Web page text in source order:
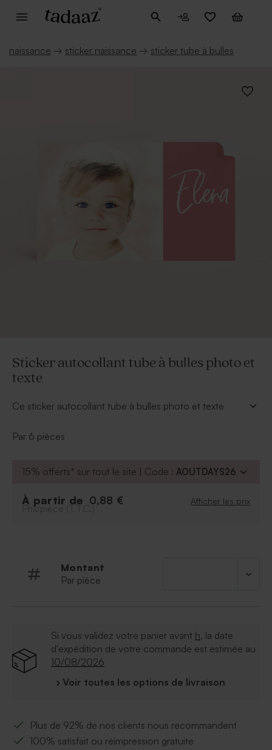
naissance → sticker naissance → sticker tube à bulles
Sticker autocollant tube à bulles photo et
texte
Ce sticker autocollant tube à bulles photo et texte
genre. Choisissez le plus beau sourire de bébé et
sera fière de repartir avec cette jolie attention.
*Le produit est commercialisé séparément de
Par 6 pièces
15% offerts* sur tout le site | Code : AOUTDAYS26
À partir de 0,88 € Afficher les prix
Prix/pièce (T.T.C.)
Montant
Par pièce
Si vous validez votre panier avant h, la date
d'expédition de votre commande est estimée au
10/08/2026
› Voir toutes les options de livraison
Plus de 92% de nos clients nous recommandent
100% satisfait ou réimpression gratuite